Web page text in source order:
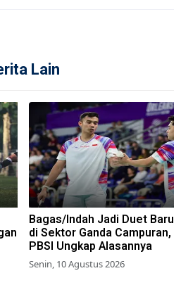
Lain
Bagas/Indah Jadi Duet Baru
di Sektor Ganda Campuran,
PBSI Ungkap Alasannya
Senin, 10 Agustus 2026